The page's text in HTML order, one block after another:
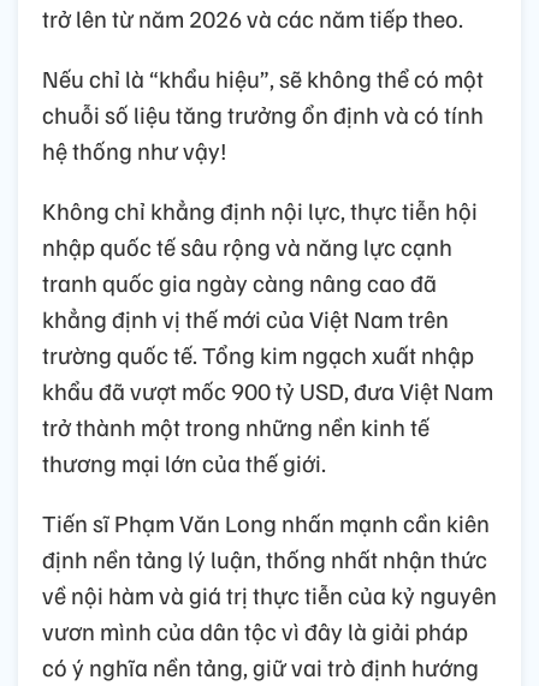
trở lên từ năm 2026 và các năm tiếp theo.
Nếu chỉ là “khẩu hiệu”, sẽ không thể có một
chuỗi số liệu tăng trưởng ổn định và có tính
hệ thống như vậy!
Không chỉ khẳng định nội lực, thực tiễn hội
nhập quốc tế sâu rộng và năng lực cạnh
tranh quốc gia ngày càng nâng cao đã
khẳng định vị thế mới của Việt Nam trên
trường quốc tế. Tổng kim ngạch xuất nhập
khẩu đã vượt mốc 900 tỷ USD, đưa Việt Nam
trở thành một trong những nền kinh tế
thương mại lớn của thế giới.
Tiến sĩ Phạm Văn Long nhấn mạnh cần kiên
định nền tảng lý luận, thống nhất nhận thức
về nội hàm và giá trị thực tiễn của kỷ nguyên
vươn mình của dân tộc vì đây là giải pháp
có ý nghĩa nền tảng, giữ vai trò định hướng